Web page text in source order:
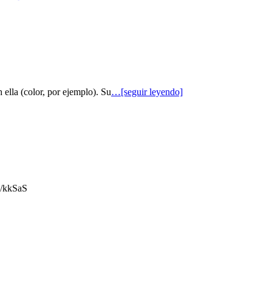
ella (color, por ejemplo). Su…[seguir leyendo]
kkSaS